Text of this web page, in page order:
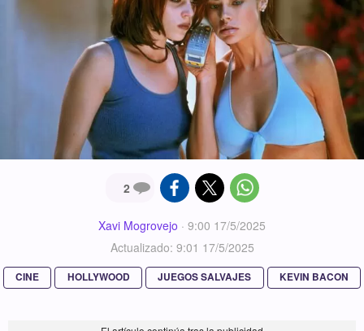
2
Xavi Mogrovejo · 9:00 17/5/2025
Actualizado: 9:01 17/5/2025
CINE HOLLYWOOD JUEGOS SALVAJES KEVIN BACON